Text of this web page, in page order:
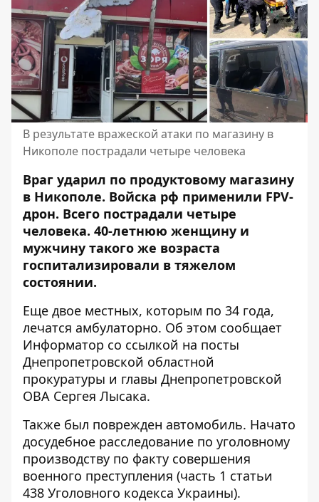
В результате вражеской атаки по магазину в
Никополе пострадали четыре человека
Враг ударил по продуктовому магазину
в Никополе. Войска рф применили FPV-
дрон. Всего пострадали четыре
человека. 40-летнюю женщину и
мужчину такого же возраста
госпитализировали в тяжелом
состоянии.
Еще двое местных, которым по 34 года,
лечатся амбулаторно. Об этом сообщает
Информатор со ссылкой на посты
Днепропетровской областной
прокуратуры и главы Днепропетровской
ОВА Сергея Лысака.
Также был поврежден автомобиль. Начато
досудебное расследование по уголовному
производству по факту совершения
военного преступления (часть 1 статьи
438 Уголовного кодекса Украины).